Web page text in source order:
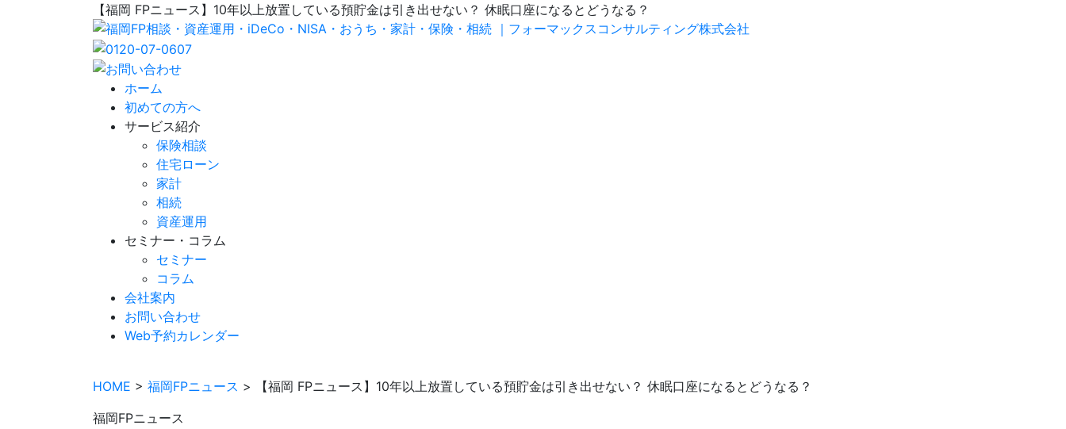
【福岡 FPニュース】10年以上放置している預貯金は引き出せない？ 休眠口座になるとどうなる？
ホーム
初めての方へ
サービス紹介
保険相談
住宅ローン
家計
相続
資産運用
セミナー・コラム
セミナー
コラム
会社案内
お問い合わせ
Web予約カレンダー
HOME > 福岡FPニュース > 【福岡 FPニュース】10年以上放置している預貯金は引き出せない？ 休眠口座になるとどうなる？
福岡FPニュース